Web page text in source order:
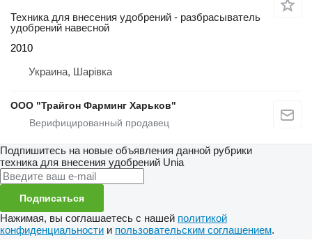
Техника для внесения удобрений - разбрасыватель
удобрений навесной
2010
Украина, Шарівка
ООО "Трайгон Фарминг Харьков"
Подпишитесь на новые объявления данной рубрики
техника для внесения удобрений Unia
Подписаться
Нажимая, вы соглашаетесь с нашей политикой
конфиденциальности и пользовательским соглашением.